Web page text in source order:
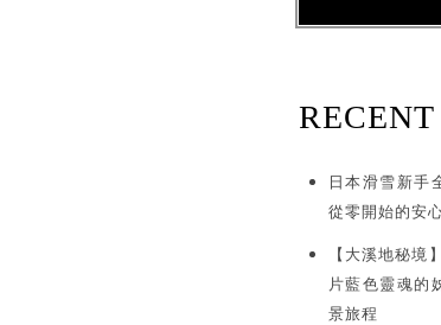
RECENT
日本滑雪新手
從零開始的安
【大溪地秘境
片藍色靈魂的
景旅程